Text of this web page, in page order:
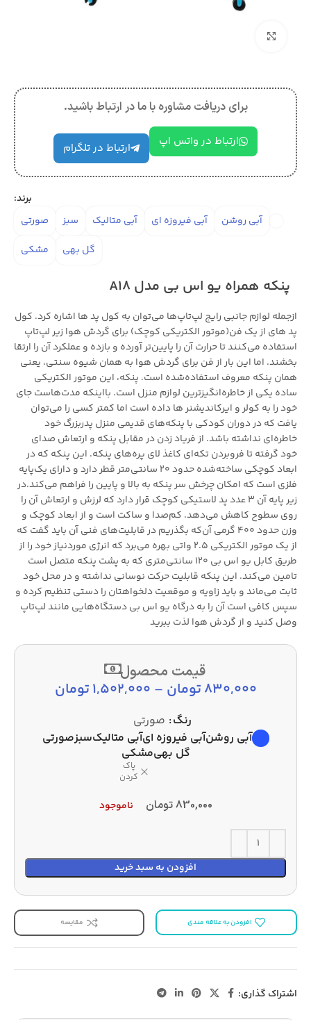
برای دریافت مشاوره با ما در ارتباط باشید.
ارتباط در واتس اپ ارتباط در تلگرام
برند:
آبی روشن
آبی فیروزه ای آبی متالیک سبز
صورتی
گل بهی
مشکی
پنکه همراه یو اس بی مدل A18
ازجمله لوازم جانبی رایج لپ‌تاپ‌ها می‌توان به کول پد ها اشاره کرد. کول
پد های از یک فن(موتور الکتریکی کوچک) برای گردش هوا زیر لپ‌تاپ
استفاده می‌کنند تا حرارت آن را پایین‌تر آورده و بازده و عملکرد آن را ارتقا
بخشند. اما این بار از فن برای گردش هوا به همان شیوه سنتی، یعنی
همان پنکه معروف استفاده‌شده است. پنکه، این موتور الکتریکی
ساده یکی از خاطره‌انگیزترین لوازم منزل است. بااینکه مدت‌هاست جای
خود را به کولر و ایرکاندیشنر ها داده است اما کمتر کسی را می‌توان
یافت که در دوران کودکی با پنکه‌های قدیمی منزل پدربزرگ خود
خاطره‌ای نداشته باشد. از فریاد زدن در مقابل پنکه و ارتعاش صدای
خود گرفته تا فروبردن تکه‌ای کاغذ لای پره‌های پنکه. این پنکه که در
ابعاد کوچکی ساخته‌شده حدود 20 سانتی‌متر قطر دارد و دارای یک‌پایه
فلزی است که امکان چرخش سر پنکه به بالا و پایین را فراهم می‌کند.در
زیر پایه آن 3 عدد پد لاستیکی کوچک قرار دارد که لرزش و ارتعاش آن را
روی سطوح کاهش می‌دهد. کم‌صدا و ساکت است و از ابعاد کوچک و
وزن حدود 400 گرمی آن‌که بگذریم در قابلیت‌های فنی آن باید گفت که
از یک موتور الکتریکی 2.5 واتی بهره می‌برد که انرژی موردنیاز خود را از
طریق کابل یو اس بی 120 سانتی‌متری که به پشت پنکه متصل است
تامین می‌کند. این پنکه قابلیت حرکت نوسانی نداشته و در محل خود
ثابت می‌ماند و باید زاویه و موقعیت دلخواهتان را دستی تنظیم کرده و
سپس کافی است آن را به درگاه یو اس بی دستگاه‌هایی مانند لپ‌تاپ
وصل کنید و از گردش هوا لذت ببرید
قیمت محصول
830,000تومان –
1,502,000تومان
رنگ صورتی
آبی روشنآبی فیروزه ایآبی متالیکسبزصورتی
گل بهیمشکی
پاک
کردن
830,000تومان ناموجود
افزودن به سبد خرید
افزودن به علاقه مندی مقایسه
اشتراک گذاری: